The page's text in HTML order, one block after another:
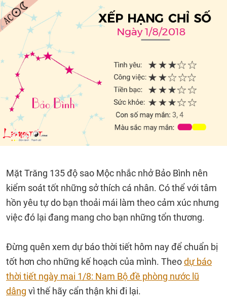
Mặt Trăng 135 độ sao Mộc nhắc nhở Bảo Bình nên
kiểm soát tốt những sở thích cá nhân. Có thể với tâm
hồn yêu tự do bạn thoải mái làm theo cảm xúc nhưng
việc đó lại đang mang cho bạn những tổn thương.
Đừng quên xem dự báo thời tiết hôm nay để chuẩn bị
tốt hơn cho những kế hoạch của mình. Theodự báo
thời tiết ngày mai 1/8: Nam Bộ đề phòng nước lũ
dâng vì thế hãy cẩn thận khi đi lại.